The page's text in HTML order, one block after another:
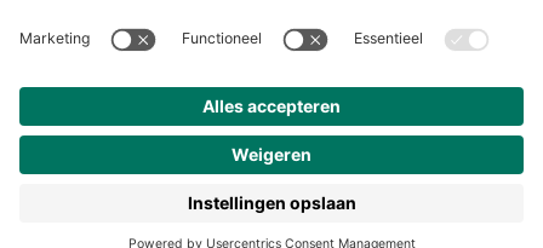
Meer over Noordhoff
Contact